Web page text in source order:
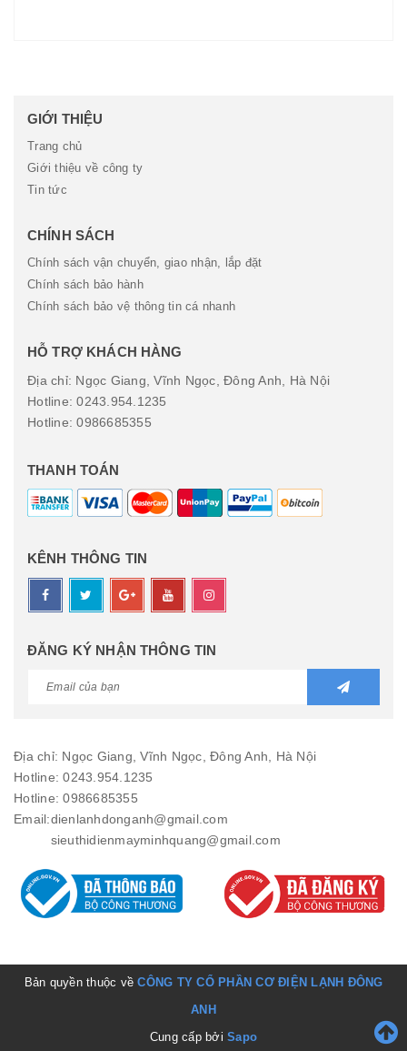
GIỚI THIỆU
Trang chủ
Giới thiệu về công ty
Tin tức
CHÍNH SÁCH
Chính sách vận chuyển, giao nhận, lắp đặt
Chính sách bảo hành
Chính sách bảo vệ thông tin cá nhanh
HỖ TRỢ KHÁCH HÀNG
Địa chỉ: Ngọc Giang, Vĩnh Ngọc, Đông Anh, Hà Nội
Hotline: 0243.954.1235
Hotline: 0986685355
THANH TOÁN
KÊNH THÔNG TIN
ĐĂNG KÝ NHẬN THÔNG TIN
Địa chỉ: Ngọc Giang, Vĩnh Ngọc, Đông Anh, Hà Nội
Hotline: 0243.954.1235
Hotline: 0986685355
Email:dienlanhdonganh@gmail.com
sieuthidienmayminhquang@gmail.com
Bản quyền thuộc vềCÔNG TY CỔ PHẦN CƠ ĐIỆN LẠNH ĐÔNG
ANH
Cung cấp bởiSapo